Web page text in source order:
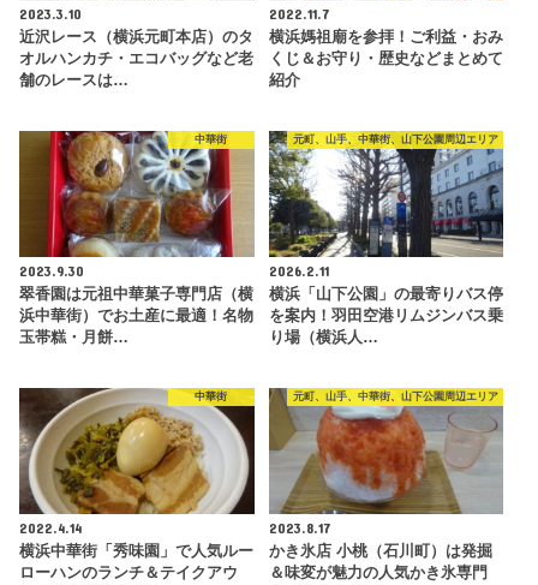
2023.3.10
近沢レース（横浜元町本店）のタ
オルハンカチ・エコバッグなど老
舗のレースは…
2022.11.7
横浜媽祖廟を参拝！ご利益・おみ
くじ＆お守り・歴史などまとめて
紹介
中華街
2023.9.30
翠香園は元祖中華菓子専門店（横
浜中華街）でお土産に最適！名物
玉帯糕・月餅…
元町、山手、中華街、山下公園周辺エリア
2026.2.11
横浜「山下公園」の最寄りバス停
を案内！羽田空港リムジンバス乗
り場（横浜人…
中華街
2022.4.14
横浜中華街「秀味園」で人気ルー
ローハンのランチ＆テイクアウ
元町、山手、中華街、山下公園周辺エリア
2023.8.17
かき氷店 小桃（石川町）は発掘
＆味変が魅力の人気かき氷専門